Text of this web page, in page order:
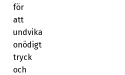
för
att
undvika
onödigt
tryck
och